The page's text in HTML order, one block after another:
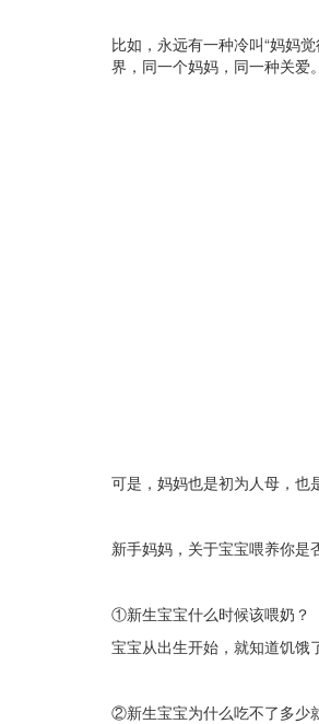
比如，永远有一种冷叫“妈妈
界，同一个妈妈，同一种关爱。
可是，妈妈也是初为人母，也
新手妈妈，关于宝宝喂养你是
①新生宝宝什么时候该喂奶？
宝宝从出生开始，就知道饥饿
②新生宝宝为什么吃不了多少